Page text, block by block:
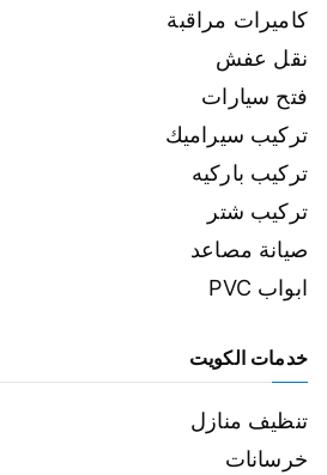
كاميرات مراقبة
نقل عفش
فتح سيارات
تركيب سيراميك
تركيب باركيه
تركيب شتر
صيانة مصاعد
ابواب PVC
خدمات الكويت
تنظيف منازل
خرسانات